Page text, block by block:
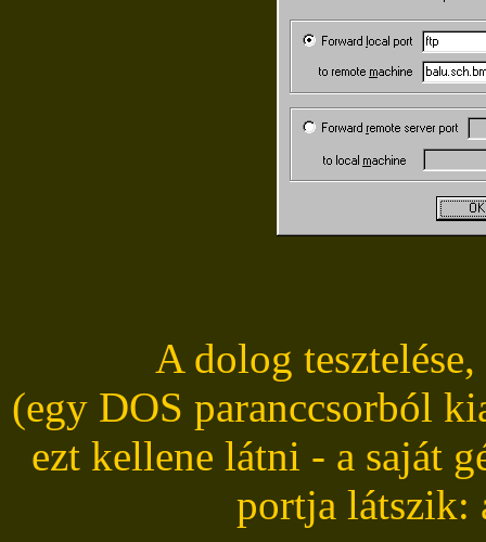
A dolog
(egy DOS paranccsorból
ezt kellene látni - a saját
portja látszik: